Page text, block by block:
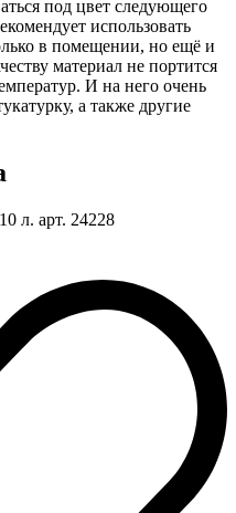
под цвет следующего
использовать
в помещении, но ещё и
материал не портится
И на него очень
а также другие